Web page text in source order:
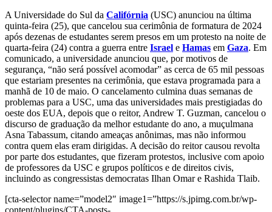
A Universidade do Sul da Califórnia (USC) anunciou na última
quinta-feira (25), que cancelou sua cerimônia de formatura de 2024
após dezenas de estudantes serem presos em um protesto na noite de
quarta-feira (24) contra a guerra entre Israel e Hamas em Gaza. Em
comunicado, a universidade anunciou que, por motivos de
segurança, “não será possível acomodar” as cerca de 65 mil pessoas
que estariam presentes na cerimônia, que estava programada para a
manhã de 10 de maio. O cancelamento culmina duas semanas de
problemas para a USC, uma das universidades mais prestigiadas do
oeste dos EUA, depois que o reitor, Andrew T. Guzman, cancelou o
discurso de graduação da melhor estudante do ano, a muçulmana
Asna Tabassum, citando ameaças anônimas, mas não informou
contra quem elas eram dirigidas. A decisão do reitor causou revolta
por parte dos estudantes, que fizeram protestos, inclusive com apoio
de professores da USC e grupos políticos e de direitos civis,
incluindo as congressistas democratas Ilhan Omar e Rashida Tlaib.
[cta-selector name=”model2″ image1=”https://s.jpimg.com.br/wp-
content/plugins/CTA-posts-